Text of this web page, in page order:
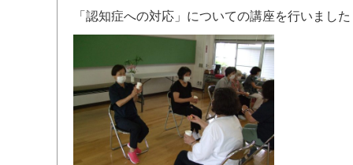
「認知症への対応」についての講座を行いました